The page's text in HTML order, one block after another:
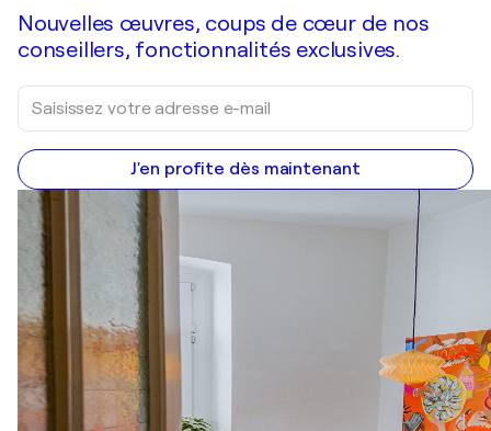
Nouvelles œuvres, coups de cœur de nos
conseillers, fonctionnalités exclusives.
J'en profite dès maintenant